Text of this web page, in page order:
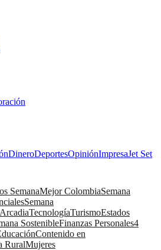
DineroDeportesOpiniónImpresaJet Set
SemanaMejor ColombiaSemana
Semana
ArcadiaTecnologíaTurismoEstados
SostenibleFinanzas Personales4
Contenido en
RuralMujeres